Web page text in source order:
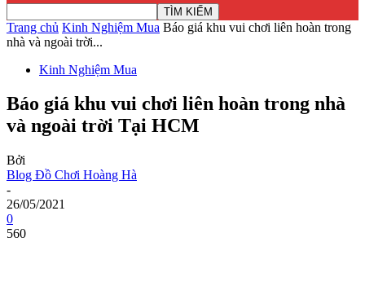
Trang chủ Kinh Nghiệm Mua Báo giá khu vui chơi liên hoàn trong
nhà và ngoài trời...
Kinh Nghiệm Mua
Báo giá khu vui chơi liên hoàn trong nhà
và ngoài trời Tại HCM
Bởi
Blog Đồ Chơi Hoàng Hà
-
26/05/2021
0
560